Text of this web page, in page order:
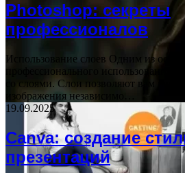
Photoshop: секреты
профессионалов
Использование слоев Одним из
профессионального использования
со слоями. Слои позволяют вам
изображения независимо…
19.09.2025
Canva: создание
презентаций